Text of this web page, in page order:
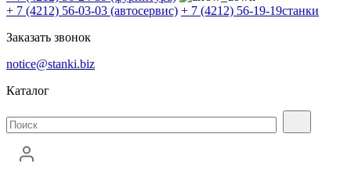
+ 7 (4212) 56-03-03 (автосервис) + 7 (4212) 56-19-19станки
Заказать звонок
notice@stanki.biz
Каталог